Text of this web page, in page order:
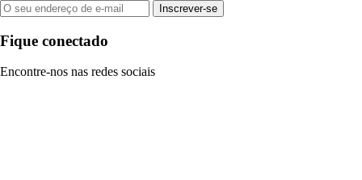
Inscrever-se
Fique conectado
Encontre-nos nas redes sociais